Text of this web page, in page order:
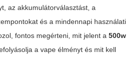
az akkumulátorválasztást, a
és a mindennapi használati
fontos megérteni, mit jelent a 500w
a vape élményt és mit kell